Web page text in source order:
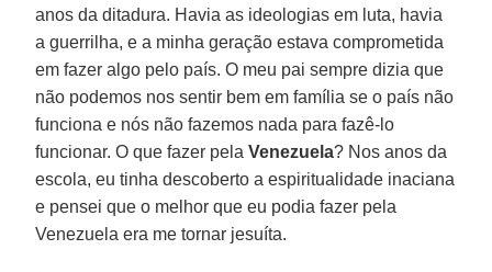
anos da ditadura. Havia as ideologias em luta, havia
a guerrilha, e a minha geração estava comprometida
em fazer algo pelo país. O meu pai sempre dizia que
não podemos nos sentir bem em família se o país não
funciona e nós não fazemos nada para fazê-lo
funcionar. O que fazer pelaVenezuela? Nos anos da
escola, eu tinha descoberto a espiritualidade inaciana
e pensei que o melhor que eu podia fazer pela
Venezuela era me tornar jesuíta.